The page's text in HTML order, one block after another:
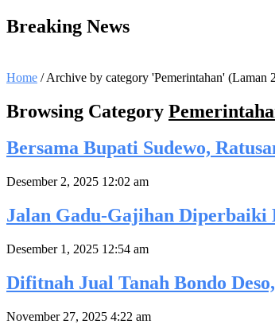
Breaking News
Home /Archive by category 'Pemerintahan' (Laman
Browsing Category
Bersama Bupati Sudewo,
Desember 2, 2025 12:02 am
Jalan Gadu-Gajihan Diperbaiki
Desember 1, 2025 12:54 am
Difitnah Jual Tanah Bondo
November 27, 2025 4:22 am